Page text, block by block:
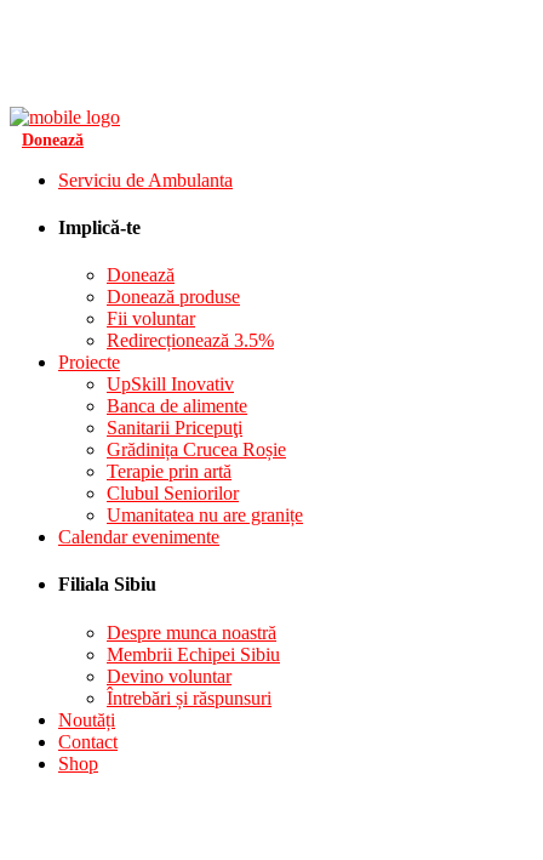
Donează
Serviciu de Ambulanta
Implică-te
Donează
Donează produse
Fii voluntar
Redirecționează 3.5%
Proiecte
UpSkill Inovativ
Banca de alimente
Sanitarii Pricepuţi
Grădinița Crucea Roșie
Terapie prin artă
Clubul Seniorilor
Umanitatea nu are granițe
Calendar evenimente
Filiala Sibiu
Despre munca noastră
Membrii Echipei Sibiu
Devino voluntar
Întrebări și răspunsuri
Noutăți
Contact
Shop